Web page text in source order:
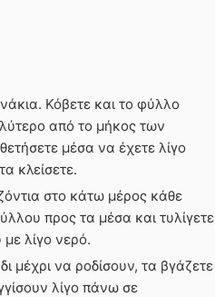
Κόβετε και το φύλλο
από το μήκος των
μέσα να έχετε λίγο
κλείσετε.
στο κάτω μέρος κάθε
προς τα μέσα και τυλίγετε
λίγο νερό.
μέχρι να ροδίσουν, τα βγάζετε
λίγο πάνω σε